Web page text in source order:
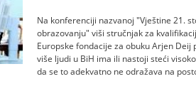
Na konferenciji nazvanoj "Vještine 21.
obrazovanju" viši stručnjak za
Europske fondacije za obuku Arjen Deij
više ljudi u BiH ima ili nastoji steći
da se to adekvatno ne odražava na